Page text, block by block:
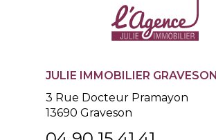
JULIE IMMOBILIER GRAVESON
3 Rue Docteur Pramayon
13690 Graveson